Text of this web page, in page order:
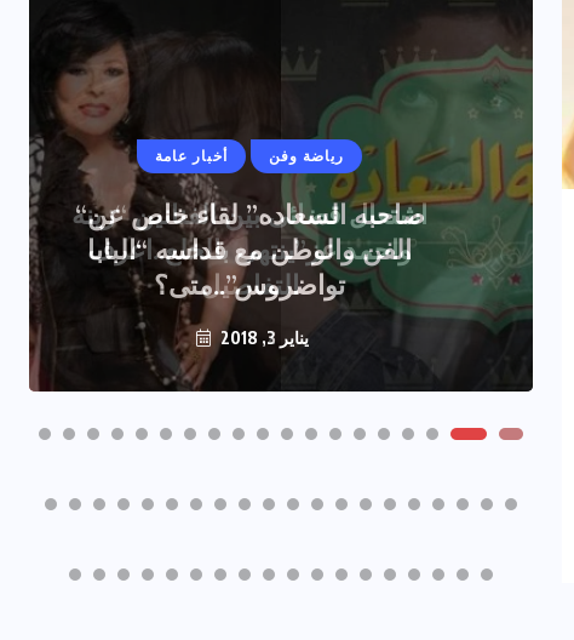
أخبار عامة رياضة وفن
اشتعال قضائى بين الفنانين “زينه
واحمد عز”ينتهى بالخلع..اعرف
التفاصيل
يناير 2, 2018